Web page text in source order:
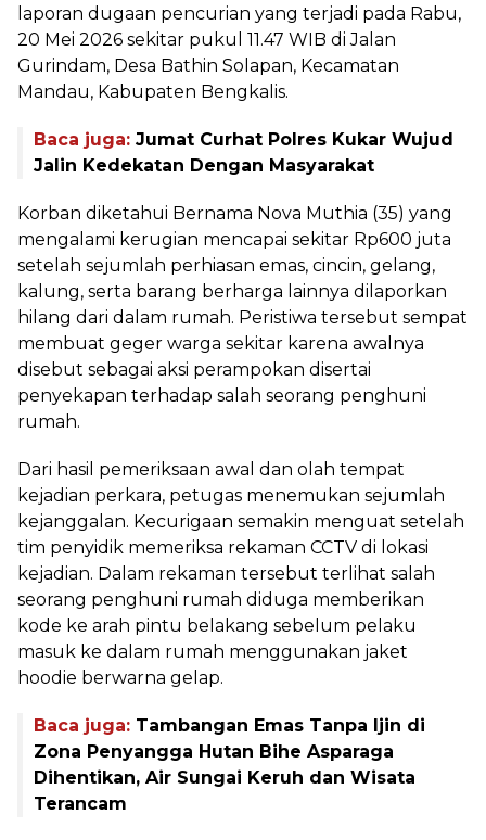
laporan dugaan pencurian yang terjadi pada Rabu,
20 Mei 2026 sekitar pukul 11.47 WIB di Jalan
Gurindam, Desa Bathin Solapan, Kecamatan
Mandau, Kabupaten Bengkalis.
Baca juga: Jumat Curhat Polres Kukar Wujud
Jalin Kedekatan Dengan Masyarakat
Korban diketahui Bernama Nova Muthia (35) yang
mengalami kerugian mencapai sekitar Rp600 juta
setelah sejumlah perhiasan emas, cincin, gelang,
kalung, serta barang berharga lainnya dilaporkan
hilang dari dalam rumah. Peristiwa tersebut sempat
membuat geger warga sekitar karena awalnya
disebut sebagai aksi perampokan disertai
penyekapan terhadap salah seorang penghuni
rumah.
Dari hasil pemeriksaan awal dan olah tempat
kejadian perkara, petugas menemukan sejumlah
kejanggalan. Kecurigaan semakin menguat setelah
tim penyidik memeriksa rekaman CCTV di lokasi
kejadian. Dalam rekaman tersebut terlihat salah
seorang penghuni rumah diduga memberikan
kode ke arah pintu belakang sebelum pelaku
masuk ke dalam rumah menggunakan jaket
hoodie berwarna gelap.
Baca juga: Tambangan Emas Tanpa Ijin di
Zona Penyangga Hutan Bihe Asparaga
Dihentikan, Air Sungai Keruh dan Wisata
Terancam